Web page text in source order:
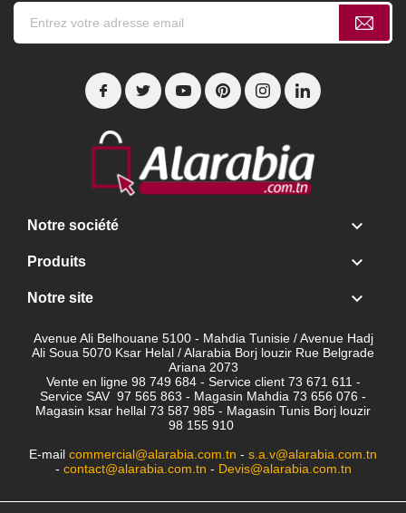
Notre société 
Produits 
Notre site 
Avenue Ali Belhouane 5100 - Mahdia Tunisie / Avenue Hadj
Ali Soua 5070 Ksar Helal / Alarabia Borj louzir Rue Belgrade
Ariana 2073
Vente en ligne 98 749 684 - Service client 73 671 611 -
Service SAV 97 565 863 - Magasin Mahdia 73 656 076 -
Magasin ksar hellal 73 587 985 - Magasin Tunis Borj louzir
98 155 910
E-mail commercial@alarabia.com.tn - s.a.v@alarabia.com.tn
- contact@alarabia.com.tn - Devis@alarabia.com.tn